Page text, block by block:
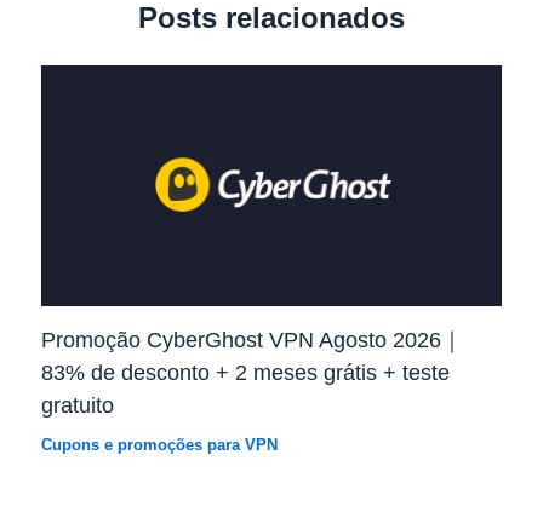
Posts relacionados
Promoção CyberGhost VPN Agosto 2026｜
83% de desconto + 2 meses grátis + teste
gratuito
Cupons e promoções para VPN